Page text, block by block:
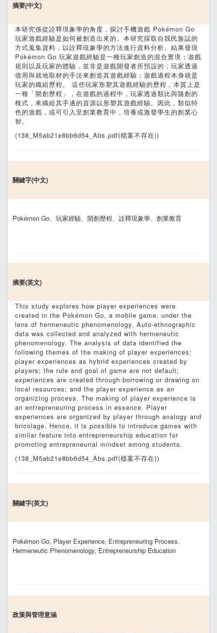
摘要(中文)
本研究係從詮釋現象學的角度，探討手機遊戲 Pokémon Go
玩家遊戲經驗是如何被創造出來的。本研究採取自我民族誌的
方式蒐集資料，以詮釋現象學的方法進行資料分析。結果發現
Pokémon Go 玩家遊戲經驗是一種玩家創造的混合實境；遊戲
規則以及玩家的體驗，並非是遊戲開發者所預設的；玩家透過
借用與就地取材的手法來創造其遊戲經驗；遊戲過程本身就是
玩家的織組歷程。 這些玩家形塑其遊戲經驗的歷程，本質上是
一種「開創歷程」，在遊戲的過程中，玩家透過類比與隨創的
模式，來織組其手邊的資源以形塑其遊戲經驗。因此，類似特
色的遊戲，或可引入至創業教育中，培養或激發學生的創業心
智。
(138_M5ab21e8bb6d54_Abs.pdf(檔案不存在))
關鍵字(中文)
Pokémon Go、玩家經驗、開創歷程、詮釋現象學、創業教育
摘要(英文)
This study explores how player experiences were
created in the Pokémon Go, a mobile game, under the
lens of hermeneutic phenomenology. Auto-ethnographic
data was collected and analyzed with hermeneutic
phenomenology. The analysis of data identified the
following themes of the making of player experiences:
player experiences as hybrid experiences created by
players; the rule and goal of game are not default;
experiences are created through borrowing or drawing on
local resources; and the player experience as an
organizing process. The making of player experience is
an entrepreneuring process in essence. Player
experiences are organized by player through analogy and
bricolage. Hence, it is possible to introduce games with
similar feature into entrepreneurship education for
promoting entrepreneurial mindset among students.
(138_M5ab21e8bb6d54_Abs.pdf(檔案不存在))
關鍵字(英文)
Pokémon Go, Player Experience, Entrepreneuring Process,
Hermeneutic Phenomenology, Entrepreneurship Education
政策與管理意涵